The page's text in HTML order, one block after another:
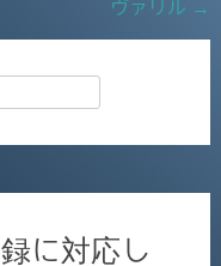
ヴァリル →
に対応し